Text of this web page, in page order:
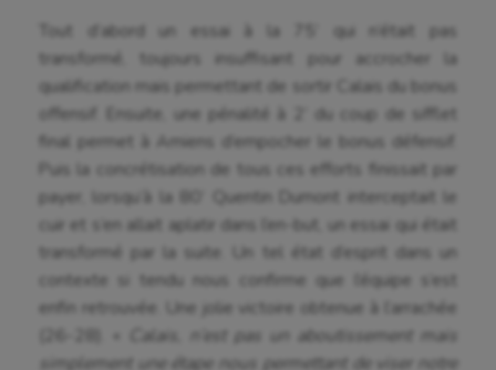
Aéronautique
Athlétisme
Auto
Tout d’abord un essai à la 75’ qui n’était pas
transformé, toujours insuffisant pour accrocher la
qualification mais permettant de sortir Calais du bonus
offensif. Ensuite, une pénalité à 2’ du coup de sifflet
final permet à Amiens d’empocher le bonus défensif.
Puis la concrétisation de tous ces efforts finissait par
payer, lorsqu’à la 80’ Quentin Dumont interceptait le
cuir et s’en allait aplatir dans l’en-but, un essai qui était
transformé par la suite. Un tel état d’esprit dans un
contexte si tendu nous confirme que l’équipe s’est
enfin retrouvée. Une jolie victoire obtenue à l’arrachée
Calais, n’est pas un aboutissement mais
simplement une étape nous permettant de viser notre